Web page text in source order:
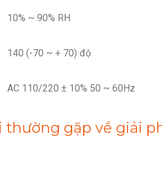
10% ~ 90% RH
140 (-70 ~ + 70) độ
AC 110/220 ± 10% 50 ~ 60Hz
thường gặp về giải